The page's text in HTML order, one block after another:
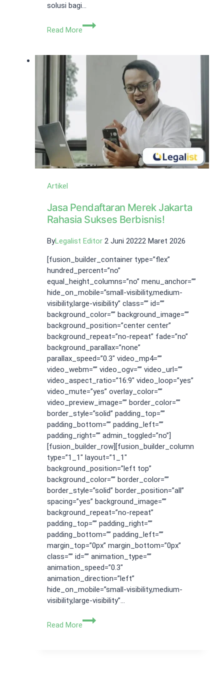
solusi bagi…
Read More
Karakter
yang
Artikel
Jasa Pendaftaran Merek Jakarta
Rahasia Sukses Berbisnis!
ByLegalist Editor 2 Juni 20222 Maret 2026
[fusion_builder_container type=”flex”
hundred_percent=”no”
equal_height_columns=”no” menu_anchor=””
hide_on_mobile=”small-visibility,medium-
visibility,large-visibility” class=”” id=””
background_color=”” background_image=””
background_position=”center center”
background_repeat=”no-repeat” fade=”no”
background_parallax=”none”
parallax_speed=”0.3″ video_mp4=””
video_webm=”” video_ogv=”” video_url=””
video_aspect_ratio=”16:9″ video_loop=”yes”
video_mute=”yes” overlay_color=””
video_preview_image=”” border_color=””
border_style=”solid” padding_top=””
padding_bottom=”” padding_left=””
padding_right=”” admin_toggled=”no”]
[fusion_builder_row][fusion_builder_column
type=”1_1″ layout=”1_1″
background_position=”left top”
background_color=”” border_color=””
border_style=”solid” border_position=”all”
spacing=”yes” background_image=””
background_repeat=”no-repeat”
padding_top=”” padding_right=””
padding_bottom=”” padding_left=””
margin_top=”0px” margin_bottom=”0px”
class=”” id=”” animation_type=””
animation_speed=”0.3″
animation_direction=”left”
hide_on_mobile=”small-visibility,medium-
visibility,large-visibility”…
Read More
Jasa